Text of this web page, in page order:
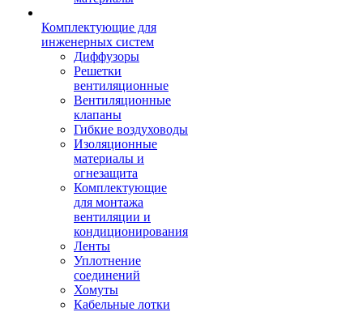
Комплектующие для
инженерных систем
Диффузоры
Решетки
вентиляционные
Вентиляционные
клапаны
Гибкие воздуховоды
Изоляционные
материалы и
огнезащита
Комплектующие
для монтажа
вентиляции и
кондиционирования
Ленты
Уплотнение
соединений
Хомуты
Кабельные лотки